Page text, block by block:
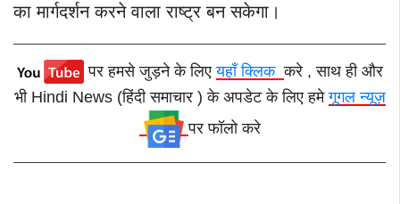
का मार्गदर्शन करने वाला राष्ट्र बन सकेगा।
पर हमसे जुड़ने के लिएयहाँ क्लिककरे , साथ ही और
भी Hindi News (हिंदी समाचार ) के अपडेट के लिए हमेगूगल न्यूज़
पर फॉलो करे